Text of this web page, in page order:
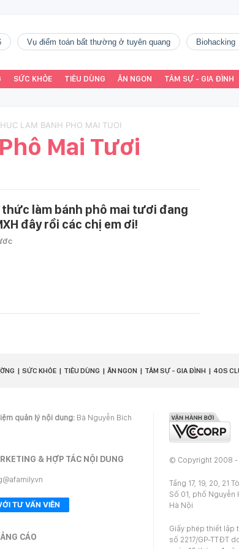
vụ điểm toán bất thường ở tuyên quang Biohacking
SỨC KHỎE TIÊU DÙNG ĂN NGON TÂM SỰ - GIA ĐÌNH
LAM BANH PHO MAI TUOI
Mai Tươi
thức làm bánh phô mai tươi đang
đây rồi các chị em ơi!
SỨC KHỎE TIÊU DÙNG ĂN NGON TÂM SỰ - GIA ĐÌNH 40S
quản lý nội dung: Bà Nguyễn Bích
& HỢP TÁC NỘI DUNG
TƯ VẤN VIÊN
CÁO
© Copyright 2008 -
Tầng 17, 19, 20, 21
Số 01, phố Nguyễn
Hà Nội
Giấy phép thiết lập
số 2217/GP-TTĐT